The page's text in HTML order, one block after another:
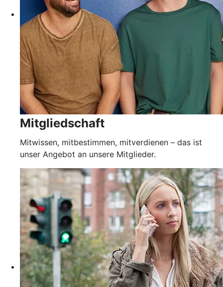
Mitgliedschaft
Mitwissen, mitbestimmen, mitverdienen – das ist
unser Angebot an unsere Mitglieder.